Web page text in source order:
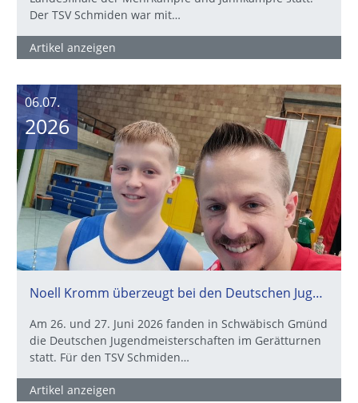
Der TSV Schmiden war mit…
Artikel anzeigen
06.07.
2026
Noell Kromm überzeugt bei den Deutschen Jugendmeisterschaften
Am 26. und 27. Juni 2026 fanden in Schwäbisch Gmünd
die Deutschen Jugendmeisterschaften im Gerätturnen
statt. Für den TSV Schmiden…
Artikel anzeigen